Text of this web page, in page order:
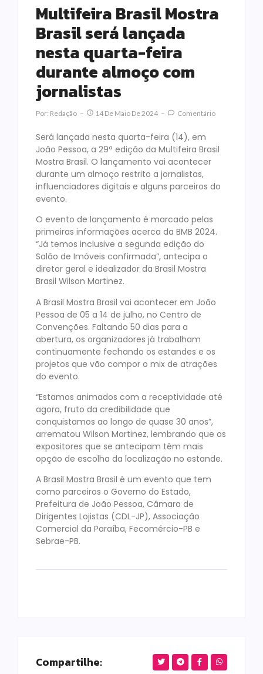
Multifeira Brasil Mostra
Brasil será lançada
nesta quarta-feira
durante almoço com
jornalistas
Por: Redação 14 De Maio De 2024 Comentário
Será lançada nesta quarta-feira (14), em
João Pessoa, a 29ª edição da Multifeira Brasil
Mostra Brasil. O lançamento vai acontecer
durante um almoço restrito a jornalistas,
influenciadores digitais e alguns parceiros do
evento.
O evento de lançamento é marcado pelas
primeiras informações acerca da BMB 2024.
“Já temos inclusive a segunda edição do
Salão de Imóveis confirmada”, antecipa o
diretor geral e idealizador da Brasil Mostra
Brasil Wilson Martinez.
A Brasil Mostra Brasil vai acontecer em João
Pessoa de 05 a 14 de julho, no Centro de
Convenções. Faltando 50 dias para a
abertura, os organizadores já trabalham
continuamente fechando os estandes e os
projetos que vão compor o mix de atrações
do evento.
“Estamos animados com a receptividade até
agora, fruto da credibilidade que
conquistamos ao longo de quase 30 anos”,
arrematou Wilson Martinez, lembrando que os
expositores que se antecipam têm mais
opção de escolha da localização no estande.
A Brasil Mostra Brasil é um evento que tem
como parceiros o Governo do Estado,
Prefeitura de João Pessoa, Câmara de
Dirigentes Lojistas (CDL-JP), Associação
Comercial da Paraíba, Fecomércio-PB e
Sebrae-PB.
Compartilhe: